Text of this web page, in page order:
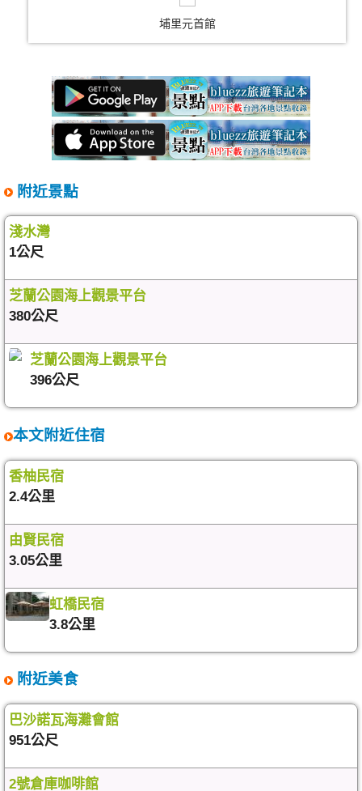
埔里元首館
附近景點
淺水灣
1公尺
芝蘭公園海上觀景平台
380公尺
芝蘭公園海上觀景平台
396公尺
本文附近住宿
香柚民宿
2.4公里
由賢民宿
3.05公里
虹橋民宿
3.8公里
附近美食
巴沙諾瓦海灘會館
951公尺
2號倉庫咖啡館